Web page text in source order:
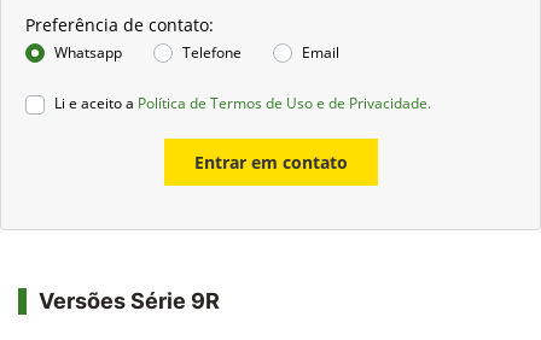
Preferência de contato:
Whatsapp Telefone Email
Li e aceito a Política de Termos de Uso e de Privacidade.
Entrar em contato
Versões Série 9R